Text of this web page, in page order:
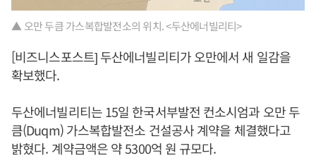
▲ 오만 두큼 가스복합발전소의 위치. <두산에너빌리티>
[비즈니스포스트] 두산에너빌리티가 오만에서 새 일감을
확보했다.
두산에너빌리티는 15일 한국서부발전 컨소시엄과 오만 두
큼(Duqm) 가스복합발전소 건설공사 계약을 체결했다고
밝혔다. 계약금액은 약 5300억 원 규모다.